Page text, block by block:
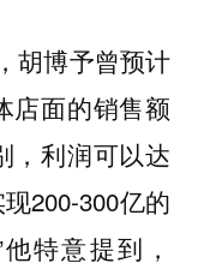
胡博予曾预计
店面的销售额
，利润可以达
200-300亿的
特意提到，